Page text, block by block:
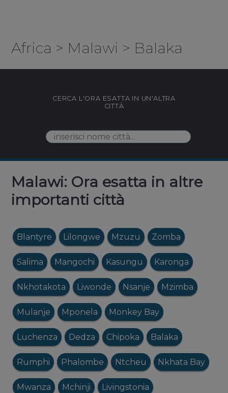
Africa > Malawi > Balaka
CERCA L'ORA ESATTA IN UN'ALTRA
CITTÀ
Malawi: Ora esatta in altre
importanti città
Blantyre Lilongwe Mzuzu Zomba
Salima Mangochi Kasungu Karonga
Nkhotakota Liwonde Nsanje Mzimba
Mulanje Mponela Monkey Bay
Luchenza Dedza Chipoka Balaka
Rumphi Phalombe Ntcheu Nkhata Bay
Mwanza Mchinji Livingstonia